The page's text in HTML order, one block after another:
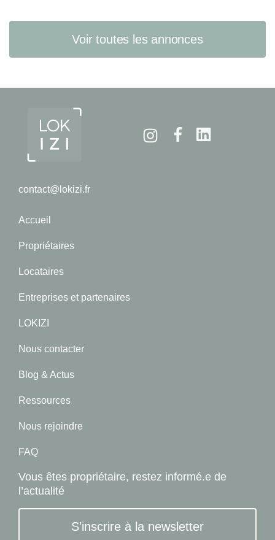
Voir toutes les annonces
contact@lokizi.fr
InstagramFacebook
Accueil
Propriétaires
Locataires
Entreprises et partenaires
LOKIZI
Nous contacter
Blog & Actus
Ressources
Nous rejoindre
FAQ
Vous êtes propriétaire, restez informé.e de
l’actualité
S'inscrire à la newsletter